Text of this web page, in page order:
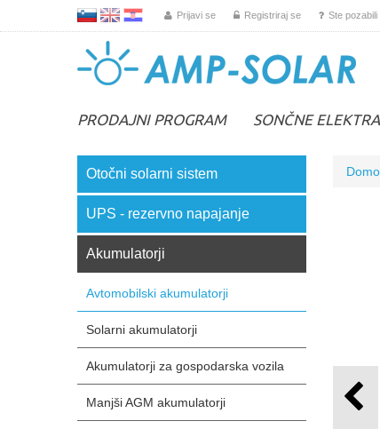
Prijavi se Registriraj se Ste pozabili
PRODAJNI PROGRAM SONČNE
Otočni solarni sistem
UPS - rezervno napajanje
Akumulatorji
Avtomobilski akumulatorji
Solarni akumulatorji
Akumulatorji za gospodarska vozila
Manjši AGM akumulatorji